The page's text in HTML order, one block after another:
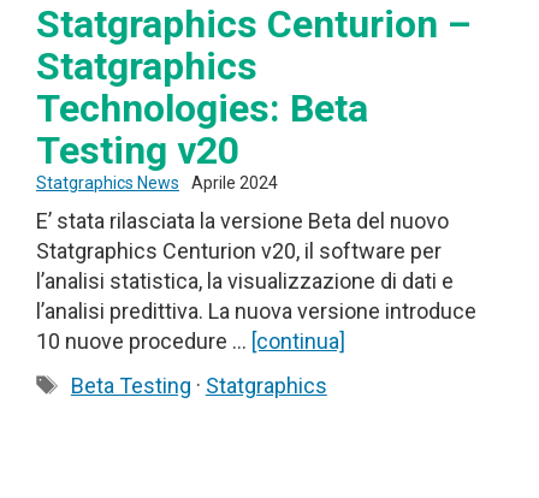
Statgraphics Centurion –
Statgraphics
Technologies: Beta
Testing v20
Statgraphics News Aprile 2024
E’ stata rilasciata la versione Beta del nuovo
Statgraphics Centurion v20, il software per
l’analisi statistica, la visualizzazione di dati e
l’analisi predittiva. La nuova versione introduce
10 nuove procedure … [continua]
Tag
Beta Testing · Statgraphics